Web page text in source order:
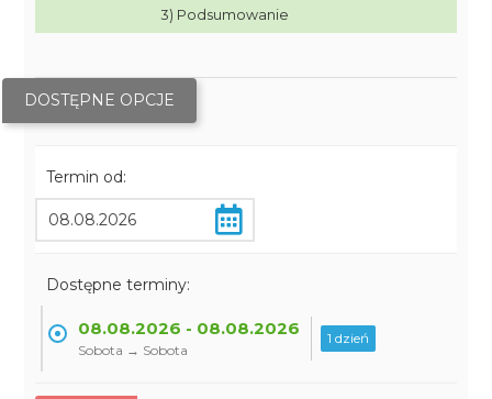
3) Podsumowanie
DOSTĘPNE OPCJE
Termin od:
Dostępne terminy:
08.08.2026 - 08.08.2026
Sobota → Sobota
1 dzień